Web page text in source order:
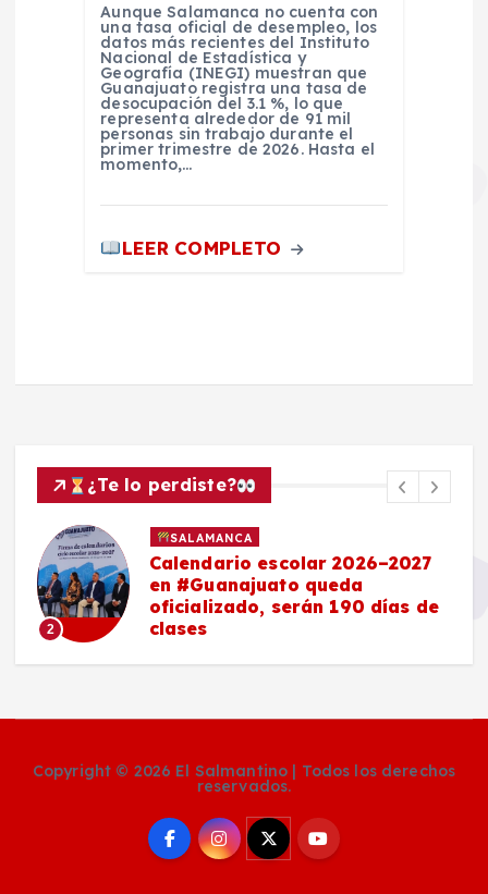
Aunque Salamanca no cuenta con
una tasa oficial de desempleo, los
datos más recientes del Instituto
Nacional de Estadística y
Geografía (INEGI) muestran que
Guanajuato registra una tasa de
desocupación del 3.1 %, lo que
representa alrededor de 91 mil
personas sin trabajo durante el
primer trimestre de 2026. Hasta el
momento,…
LEER COMPLETO
¿Te lo perdiste?
2
SALAMANCA
Calendario escolar 2026–2027
en #Guanajuato queda
oficializado, serán 190 días de
clases
Copyright © 2026 El Salmantino | Todos los derechos
reservados.